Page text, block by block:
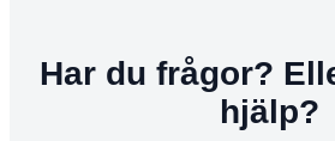
Har du frågor?
hjälp?